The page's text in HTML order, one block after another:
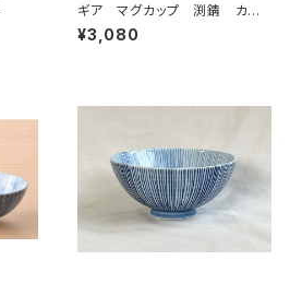
ギア マグカップ 渕錆 カー
キ
¥3,080